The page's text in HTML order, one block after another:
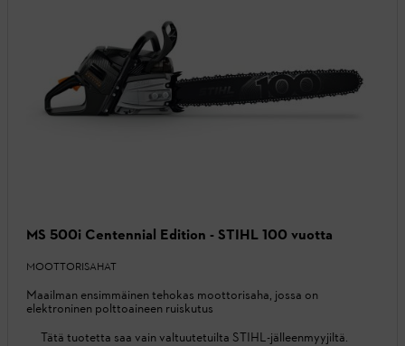
MS 500i Centennial Edition - STIHL 100 vuotta
MOOTTORISAHAT
Maailman ensimmäinen tehokas moottorisaha, jossa on
elektroninen polttoaineen ruiskutus
Tätä tuotetta saa vain valtuutetuilta STIHL-jälleenmyyjiltä.